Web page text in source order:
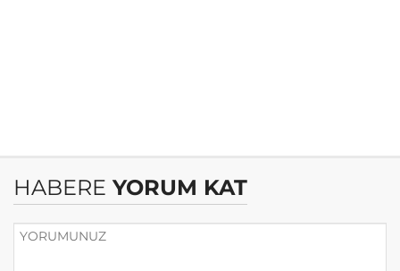
HABERE YORUM KAT